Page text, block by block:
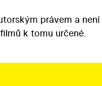
právem a
k tomu určené.